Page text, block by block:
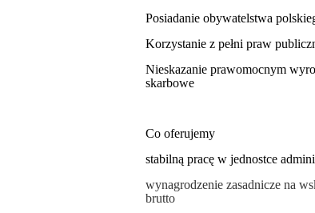
Posiadanie obywatelstwa
Korzystanie z pełni praw
Nieskazanie prawomocnym
skarbowe
Co oferujemy
stabilną pracę w jednostce
wynagrodzenie zasadnicze na
brutto